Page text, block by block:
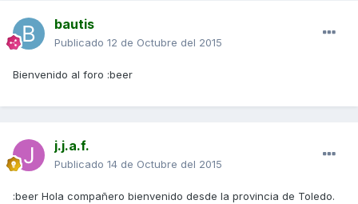
bautis
Publicado 12 de Octubre del 2015
Bienvenido al foro :beer
j.j.a.f.
Publicado 14 de Octubre del 2015
:beer Hola compañero bienvenido desde la provincia de Toledo.